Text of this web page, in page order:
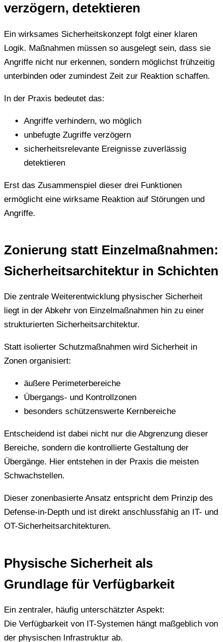
verzögern, detektieren
Ein wirksames Sicherheitskonzept folgt einer klaren
Logik. Maßnahmen müssen so ausgelegt sein, dass sie
Angriffe nicht nur erkennen, sondern möglichst frühzeitig
unterbinden oder zumindest Zeit zur Reaktion schaffen.
In der Praxis bedeutet das:
Angriffe verhindern, wo möglich
unbefugte Zugriffe verzögern
sicherheitsrelevante Ereignisse zuverlässig
detektieren
Erst das Zusammenspiel dieser drei Funktionen
ermöglicht eine wirksame Reaktion auf Störungen und
Angriffe.
Zonierung statt Einzelmaßnahmen:
Sicherheitsarchitektur in Schichten
Die zentrale Weiterentwicklung physischer Sicherheit
liegt in der Abkehr von Einzelmaßnahmen hin zu einer
strukturierten Sicherheitsarchitektur.
Statt isolierter Schutzmaßnahmen wird Sicherheit in
Zonen organisiert:
äußere Perimeterbereiche
Übergangs- und Kontrollzonen
besonders schützenswerte Kernbereiche
Entscheidend ist dabei nicht nur die Abgrenzung dieser
Bereiche, sondern die kontrollierte Gestaltung der
Übergänge. Hier entstehen in der Praxis die meisten
Schwachstellen.
Dieser zonenbasierte Ansatz entspricht dem Prinzip des
Defense-in-Depth und ist direkt anschlussfähig an IT- und
OT-Sicherheitsarchitekturen.
Physische Sicherheit als
Grundlage für Verfügbarkeit
Ein zentraler, häufig unterschätzter Aspekt:
Die Verfügbarkeit von IT-Systemen hängt maßgeblich von
der physischen Infrastruktur ab.